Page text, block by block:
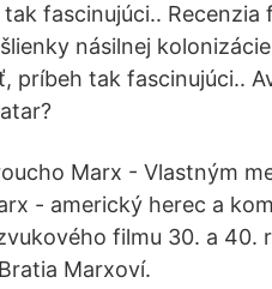
fascinujúci.. Recenzia
násilnej
príbeh tak fascinujúci..
Marx - Vlastným
- americký herec a
filmu 30. a 40.
Marxoví.